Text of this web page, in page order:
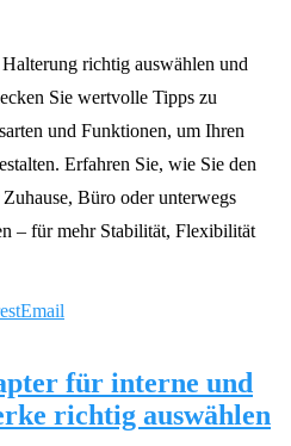
richtig auswählen und
Sie wertvolle Tipps zu
und Funktionen, um Ihren
Erfahren Sie, wie Sie den
Büro oder unterwegs
– für mehr Stabilität, Flexibilität
Email
für interne und
richtig auswählen